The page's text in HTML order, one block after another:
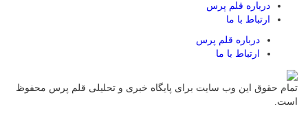
درباره قلم پرس
ارتباط با ما
درباره قلم پرس
ارتباط با ما
تمام حقوق این وب سایت برای پایگاه خبری و تحلیلی قلم پرس محفوظ
است.